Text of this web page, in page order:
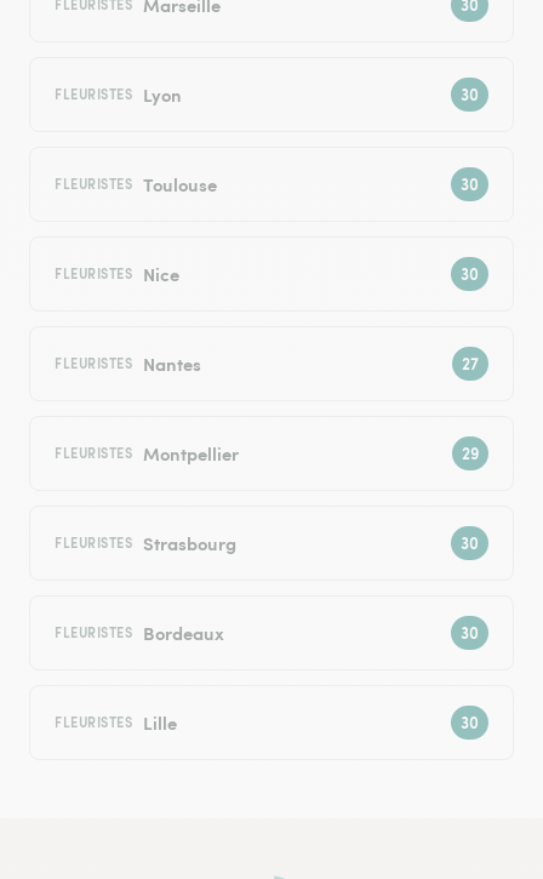
FLEURISTES
FLEURISTES Lyon
FLEURISTES Toulouse
FLEURISTES Nice
FLEURISTES Nantes
FLEURISTES Montpellier
FLEURISTES Strasbourg
FLEURISTES Bordeaux
FLEURISTES Lille